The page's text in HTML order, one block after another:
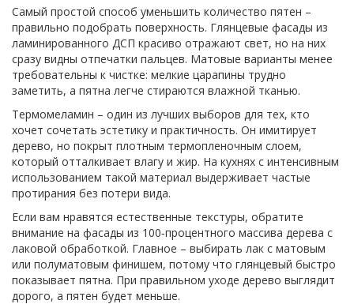
Самый простой способ уменьшить количество пятен –
правильно подобрать поверхность. Глянцевые фасады из
ламинированного ДСП красиво отражают свет, но на них
сразу видны отпечатки пальцев. Матовые варианты менее
требовательны к чистке: мелкие царапины трудно
заметить, а пятна легче стираются влажной тканью.
Термомеламин – один из лучших выборов для тех, кто
хочет сочетать эстетику и практичность. Он имитирует
дерево, но покрыт плотным термопленочным слоем,
который отталкивает влагу и жир. На кухнях с интенсивным
использованием такой материал выдерживает частые
протирания без потери вида.
Если вам нравятся естественные текстуры, обратите
внимание на фасады из 100‑процентного массива дерева с
лаковой обработкой. Главное – выбирать лак с матовым
или полуматовым финишем, потому что глянцевый быстро
показывает пятна. При правильном уходе дерево выглядит
дорого, а пятен будет меньше.